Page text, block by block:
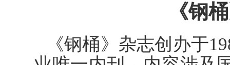
《钢
《钢桶》杂志创办于